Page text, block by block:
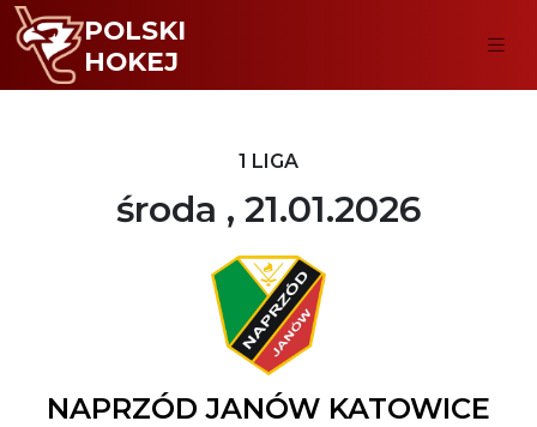
POLSKI
HOKEJ
1 LIGA
środa , 21.01.2026
NAPRZÓD JANÓW KATOWICE